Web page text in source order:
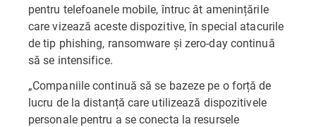
pentru telefoanele mobile, întruc ât amenințările
care vizează aceste dispozitive, în special atacurile
de tip phishing, ransomware și zero-day continuă
să se intensifice.
„Companiile continuă să se bazeze pe o forță de
lucru de la distanță care utilizează dispozitivele
personale pentru a se conecta la resursele